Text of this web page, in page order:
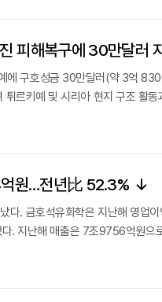
피해복구에 30만달러
에 구호성금 30만달러(약 3억
르키예 및 시리아 현지 구조 활동
억원…전년比 52.3% ↓
다. 금호석유화학은 지난해 영업
. 지난해 매출은 7조9756억원으